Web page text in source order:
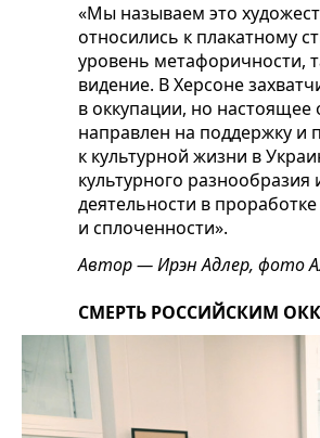
«Мы называем это
относились к плакатному
уровень метафоричности,
видение. В Херсоне
в оккупации, но
направлен на поддержку и
к культурной жизни в
культурного
деятельности в
и сплоченности».
Автор — Ирэн Адлер, фото
СМЕРТЬ РОССИЙСКИМ